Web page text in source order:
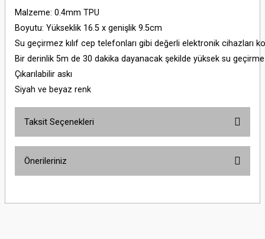
Malzeme: 0.4mm TPU
Boyutu: Yükseklik 16.5 x genişlik 9.5cm
Su geçirmez kılıf cep telefonları gibi değerli elektronik cihazları
Bir derinlik 5m de 30 dakika dayanacak şekilde yüksek su
Çıkarılabilir askı
Siyah ve beyaz renk
Taksit Seçenekleri
Önerileriniz
yetersiz gördüğünüz noktaları öneri formunu kullanarak tarafımıza